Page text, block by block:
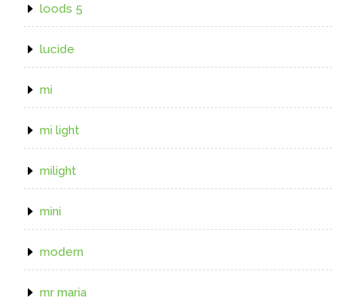
loods 5
lucide
mi
mi light
milight
mini
modern
mr maria